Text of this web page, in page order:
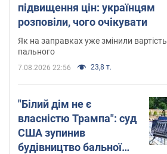
підвищення цін: українцям
розповіли, чого очікувати
Як на заправках уже змінили вартість
пального
7.08.2026 22:56 23,8 т.
"Білий дім не є
власністю Трампа": суд
США зупинив
будівництво бальної